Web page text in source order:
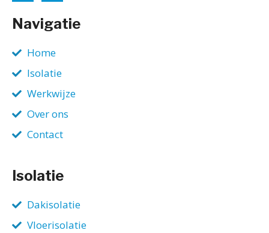
Navigatie
Home
Isolatie
Werkwijze
Over ons
Contact
Isolatie
Dakisolatie
Vloerisolatie